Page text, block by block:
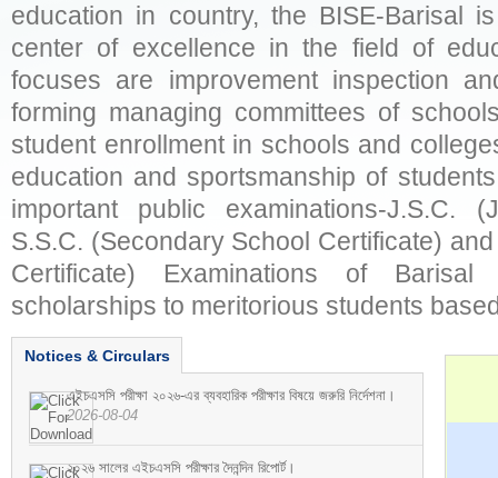
education in country, the BISE-Barisal
center of excellence in the field of
focuses are improvement inspection
forming managing committees of
student enrollment in schools and
education and sportsmanship of
important public examinations-J.S.C.
S.S.C. (Secondary School Certificate)
Certificate) Examinations of
scholarships to meritorious students
Notices & Circulars
এইচএসসি পরীক্ষা ২০২৬-এর ব্যবহারিক পরীক্ষার বিষয়ে জরুরি নির্দেশনা।
2026-08-04
২০২৬ সালের এইচএসসি পরীক্ষার দৈনন্দিন রিপোর্ট।